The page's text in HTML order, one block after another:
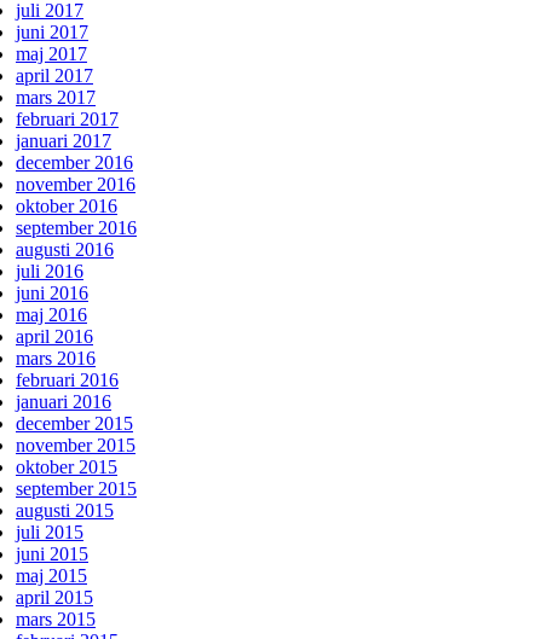
juli 2017
juni 2017
maj 2017
april 2017
mars 2017
februari 2017
januari 2017
december 2016
november 2016
oktober 2016
september 2016
augusti 2016
juli 2016
juni 2016
maj 2016
april 2016
mars 2016
februari 2016
januari 2016
december 2015
november 2015
oktober 2015
september 2015
augusti 2015
juli 2015
juni 2015
maj 2015
april 2015
mars 2015